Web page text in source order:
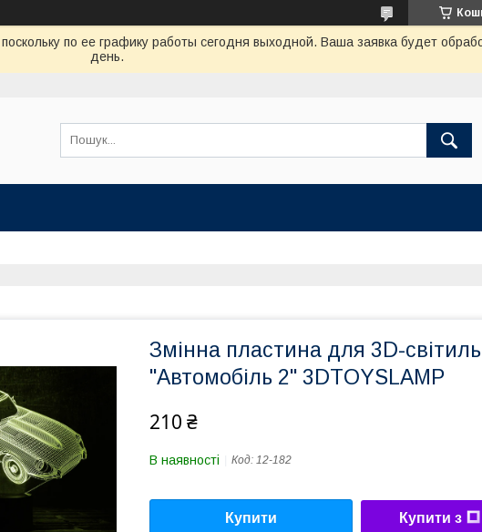
по ее графику работы сегодня выходной. Ваша заявка будет
день.
Змінна пластина для 3D-
"Автомобіль 2" 3DTOYSLAMP
210 ₴
В наявності Код: 12-182
Купити Купити з